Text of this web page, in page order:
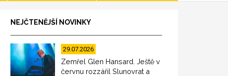
NEJČTENĚJŠÍ NOVINKY
29.07.2026
Zemřel Glen Hansard. Ještě v
červnu rozzářil Slunovrat a